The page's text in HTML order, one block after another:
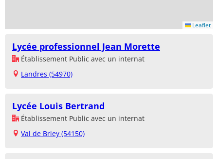
Leaflet
Lycée professionnel Jean Morette
Établissement Public avec un internat
Landres (54970)
Lycée Louis Bertrand
Établissement Public avec un internat
Val de Briey (54150)